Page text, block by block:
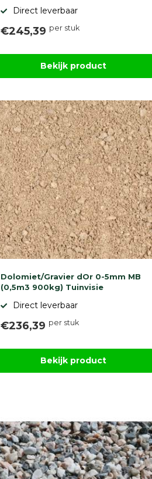
Direct leverbaar
€245,39 per stuk
Bekijk product
Dolomiet/Gravier dOr 0-5mm MB
(0,5m3 900kg) Tuinvisie
Direct leverbaar
€236,39 per stuk
Bekijk product